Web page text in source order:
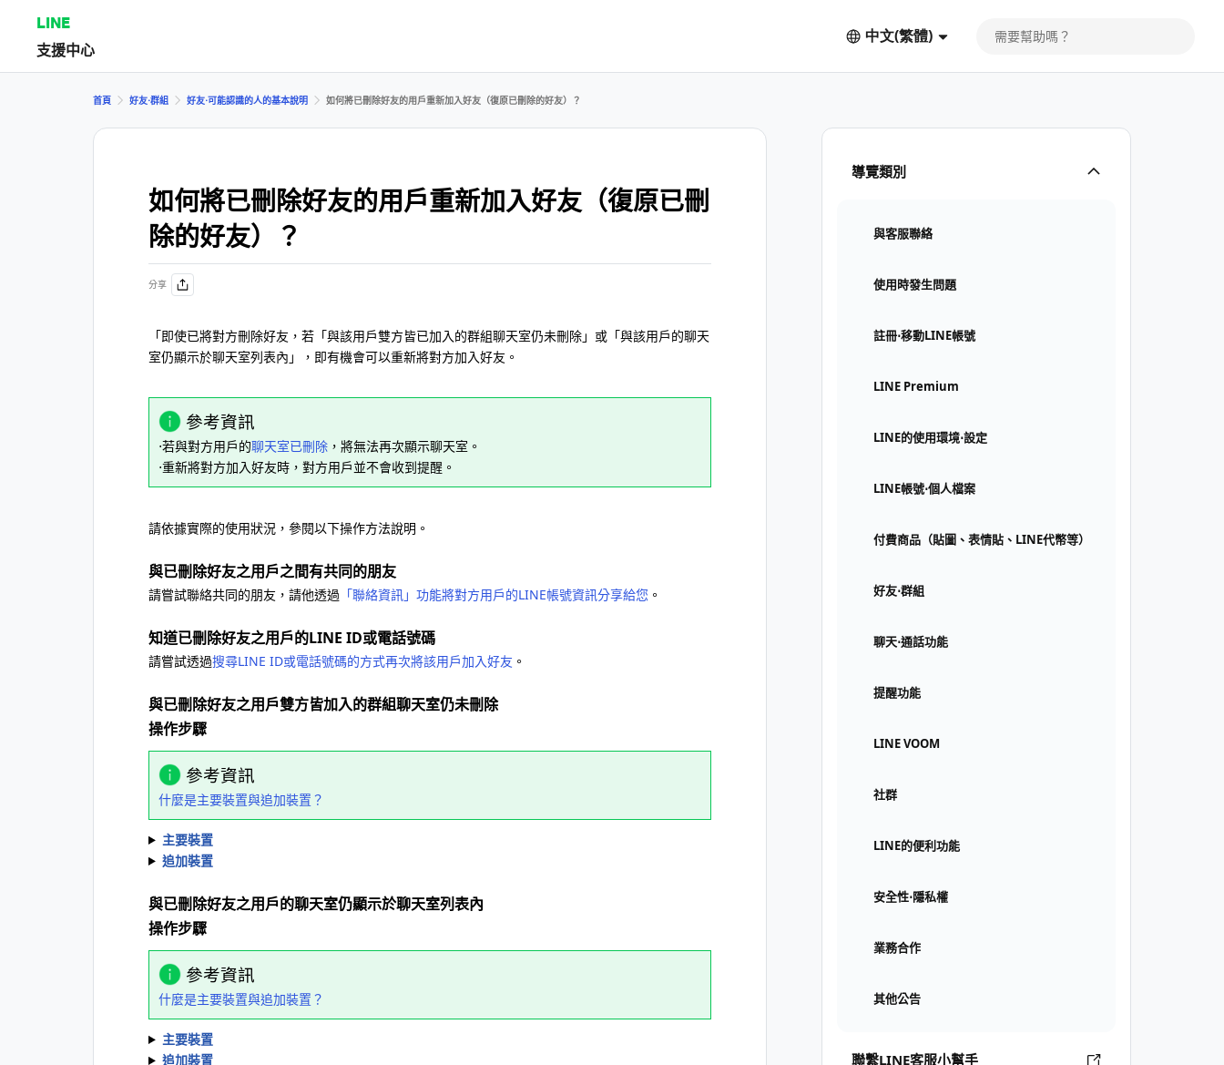
LINE
支援中心
中文(繁體)
導覽類別
與客服聯絡
使用時發生問題
註冊⋅移動LINE帳號
LINE Premium
LINE的使用環境⋅設定
LINE帳號⋅個人檔案
付費商品（貼圖、表情貼、LINE代幣等）
好友⋅群組
聊天⋅通話功能
提醒功能
LINE VOOM
社群
LINE的便利功能
安全性⋅隱私權
業務合作
其他公告
聯繫LINE客服小幫手
首頁 好友⋅群組 好友⋅可能認識的人的基本說明 如何將已刪除好友的用戶重新加入好友（復原已刪除的好友）？
如何將已刪除好友的用戶重新加入好友（復原已刪
除的好友）？
分享
「即使已將對方刪除好友，若「與該用戶雙方皆已加入的群組聊天室仍未刪除」或「與該用戶的聊天
室仍顯示於聊天室列表內」，即有機會可以重新將對方加入好友。
參考資訊
⋅若與對方用戶的聊天室已刪除 ，將無法再次顯示聊天室。
⋅重新將對方加入好友時，對方用戶並不會收到提醒。
請依據實際的使用狀況，參閱以下操作方法說明。
與已刪除好友之用戶之間有共同的朋友
請嘗試聯絡共同的朋友，請他透過 「聯絡資訊」功能將對方用戶的LINE帳號資訊分享給您 。
知道已刪除好友之用戶的LINE ID或電話號碼
請嘗試透過搜尋LINE ID或電話號碼的方式再次將該用戶加入好友 。
與已刪除好友之用戶雙方皆加入的群組聊天室仍未刪除
操作步驟
參考資訊
什麼是主要裝置與追加裝置？
主要裝置
追加裝置
與已刪除好友之用戶的聊天室仍顯示於聊天室列表內
操作步驟
參考資訊
什麼是主要裝置與追加裝置？
主要裝置
追加裝置